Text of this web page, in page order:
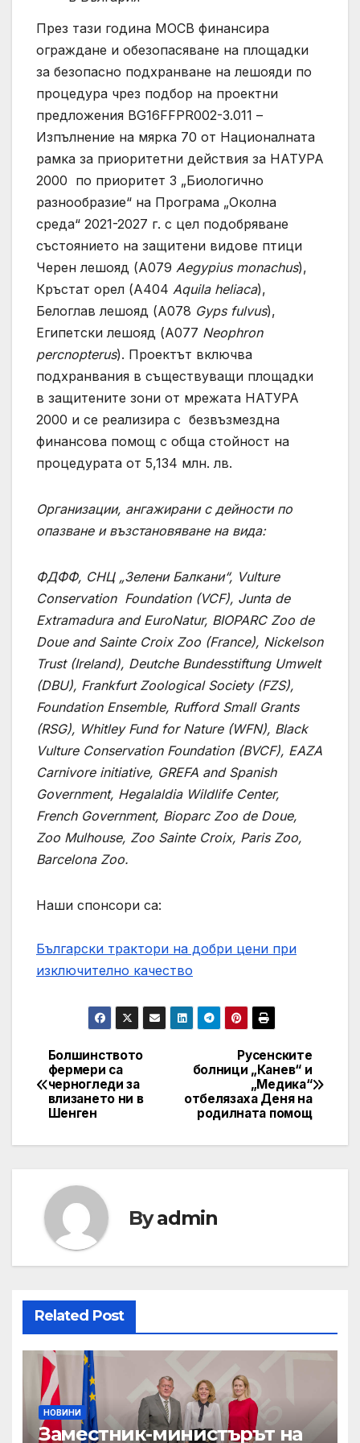
През тази година МОСВ финансира
ограждане и обезопасяване на площадки
за безопасно подхранване на лешояди по
процедура чрез подбор на проектни
предложения BG16FFPR002-3.011 –
Изпълнение на мярка 70 от Националната
рамка за приоритетни действия за НАТУРА
2000 по приоритет 3 „Биологично
разнообразие“ на Програма „Околна
среда“ 2021-2027 г. с цел подобряване
състоянието на защитени видове птици
Черен лешояд (А079 Aegypius monachus),
Кръстат орел (А404 Aquila heliaca),
Белоглав лешояд (А078 Gyps fulvus),
Египетски лешояд (А077 Neophron
percnopterus). Проектът включва
подхранвания в съществуващи площадки
в защитените зони от мрежата НАТУРА
2000 и се реализира с безвъзмездна
финансова помощ с обща стойност на
процедурата от 5,134 млн. лв.
Организации, ангажирани с дейности по
опазване и възстановяване на вида:
ФДФФ, СНЦ „Зелени Балкани“, Vulture
Conservation Foundation (VCF), Junta de
Extramadura and EuroNatur, BIOPARC Zoo de
Doue and Sainte Croix Zoo (France), Nickelson
Trust (Ireland), Deutche Bundesstiftung Umwelt
(DBU), Frankfurt Zoological Society (FZS),
Foundation Ensemble, Rufford Small Grants
(RSG), Whitley Fund for Nature (WFN), Black
Vulture Conservation Foundation (BVCF), EAZA
Carnivore initiative, GREFA and Spanish
Government, Hegalaldia Wildlife Center,
French Government, Bioparc Zoo de Doue,
Zoo Mulhouse, Zoo Sainte Croix, Paris Zoo,
Barcelona Zoo.
Наши спонсори са:
Български трактори на добри цени при
изключително качество
Post
navigation
Русенските
болници „Канев“ и
„Медика“
отбелязаха Деня на
родилната помощ
Болшинството
фермери са
черногледи за
влизането ни в
Шенген
Byadmin
Related Post
НОВИНИ
Заместник-министърът на